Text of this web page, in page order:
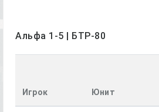
Альфа 1-5 | БТР-80
Игрок Юнит